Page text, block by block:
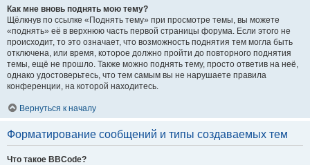
Как мне вновь поднять мою тему?
Щёлкнув по ссылке «Поднять тему» при просмотре темы, вы можете
«поднять» её в верхнюю часть первой страницы форума. Если этого не
происходит, то это означает, что возможность поднятия тем могла быть
отключена, или время, которое должно пройти до повторного поднятия
темы, ещё не прошло. Также можно поднять тему, просто ответив на неё,
однако удостоверьтесь, что тем самым вы не нарушаете правила
конференции, на которой находитесь.
Вернуться к началу
Форматирование сообщений и типы создаваемых тем
Что такое BBCode?